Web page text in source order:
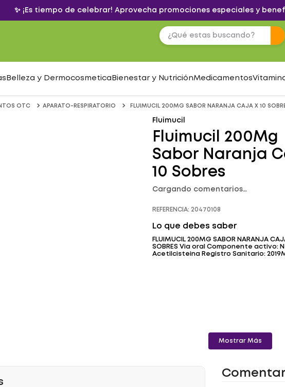
✨ ¡Es tiempo de celebrar! Aprovecha promociones especiales y
Belleza y Dermocosmetica Bienestar y NutriciónMedicamentos
OTC APARATO-RESPIRATORIO FLUIMUCIL 200MG SABOR NARANJA CAJA X 10
Fluimucil
Fluimucil 200Mg
Sabor Naranja
10 Sobres
Cargando comentarios…
REFERENCIA: 20470108
Lo que debes saber
FLUIMUCIL 200MG SABOR NARANJA
SOBRES Via oral Componente activo:
Acetilcisteina Registro Sanitario:
Mostrar Más